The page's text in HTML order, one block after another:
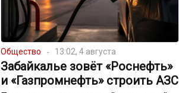
Общество 13:02, 4 августа
Забайкалье зовёт «Роснефть»
и «Газпромнефть» строить АЗС